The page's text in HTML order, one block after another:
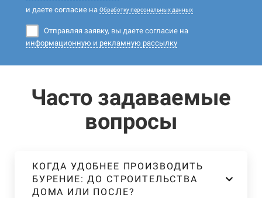
и даете согласие на Обработку персональных данных
Отправляя заявку, вы даете согласие на
информационную и рекламную рассылку
Часто задаваемые
вопросы
КОГДА УДОБНЕЕ ПРОИЗВОДИТЬ
БУРЕНИЕ: ДО СТРОИТЕЛЬСТВА
ДОМА ИЛИ ПОСЛЕ?